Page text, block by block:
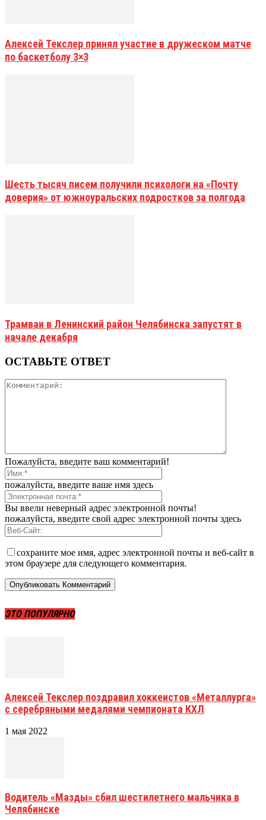
Алексей Текслер принял участие в дружеском матче
по баскетболу 3×3
Шесть тысяч писем получили психологи на «Почту
доверия» от южноуральских подростков за полгода
Трамваи в Ленинский район Челябинска запустят в
начале декабря
ОСТАВЬТЕ ОТВЕТ
Пожалуйста, введите ваш комментарий!
пожалуйста, введите ваше имя здесь
Вы ввели неверный адрес электронной почты!
пожалуйста, введите свой адрес электронной почты здесь
сохраните мое имя, адрес электронной почты и веб-сайт в
этом браузере для следующего комментария.
ЭТО ПОПУЛЯРНО
Алексей Текслер поздравил хоккеистов «Металлурга»
с серебряными медалями чемпионата КХЛ
1 мая 2022
Водитель «Мазды» сбил шестилетнего мальчика в
Челябинске